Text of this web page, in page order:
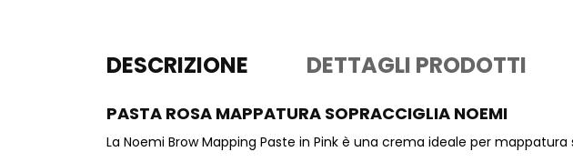
DESCRIZIONE DETTAGLI PRODOTTI
PASTA ROSA MAPPATURA SOPRACCIGLIA NOEMI
La Noemi Brow Mapping Paste in Pink è una crema ideale per mappatura